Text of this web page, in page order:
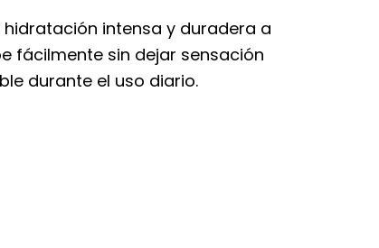
hidratación intensa y duradera a
fácilmente sin dejar sensación
durante el uso diario.